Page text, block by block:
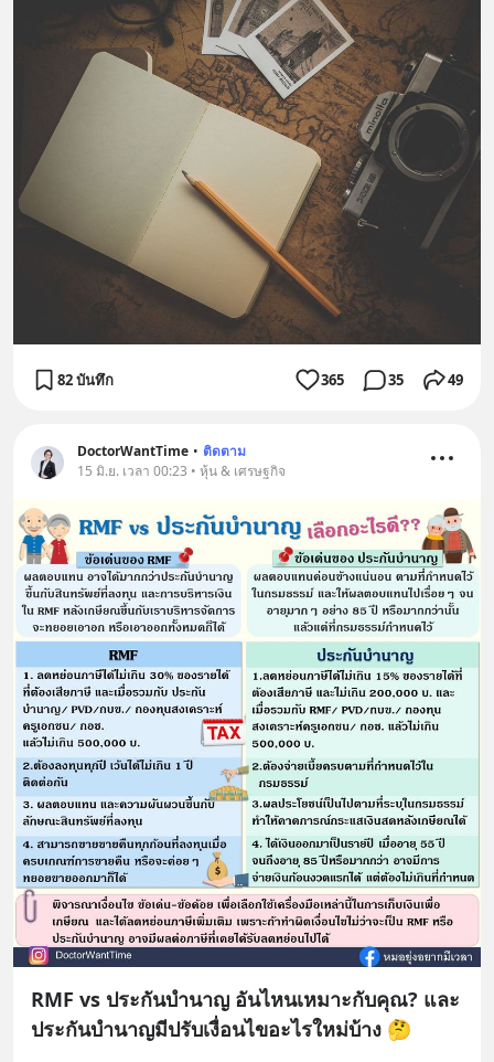
82 บันทึก 365 35 49
DoctorWantTime • ติดตาม
15 มิ.ย. เวลา 00:23 • หุ้น & เศรษฐกิจ
RMF vs ประกันบำนาญ อันไหนเหมาะกับคุณ? และ
ประกันบำนาญมีปรับเงื่อนไขอะไรใหม่บ้าง 🤔